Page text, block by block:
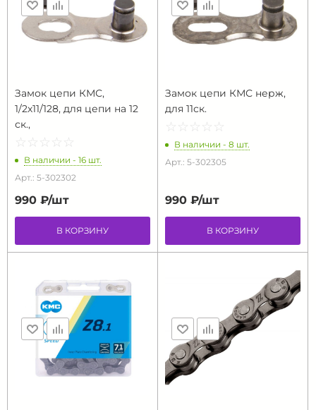
Замок цепи КМС,
1/2х11/128, для цепи на 12
ск.,
☆ ☆ ☆ ☆ ☆
★ ★ ★ ★ ★
В наличии - 16 шт.
Арт.: 5-302302
990 ₽/шт
В КОРЗИНУ
Замок цепи КМС нерж,
для 11ск.
☆ ☆ ☆ ☆ ☆
★ ★ ★ ★ ★
В наличии - 8 шт.
Арт.: 5-302305
990 ₽/шт
В КОРЗИНУ